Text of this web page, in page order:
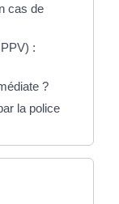
cas de
:
?
la police